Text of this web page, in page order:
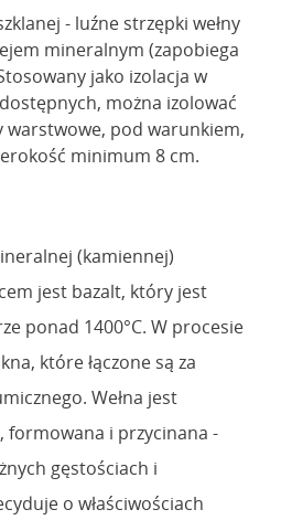
- luźne strzępki wełny
mineralnym (zapobiega
jako izolacja w
można izolować
pod warunkiem,
minimum 8 cm.
(kamiennej)
jest bazalt, który jest
ponad 1400°C. W procesie
które łączone są za
Wełna jest
formowana i przycinana -
gęstościach i
o właściwościach